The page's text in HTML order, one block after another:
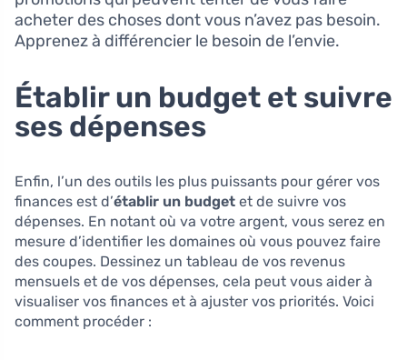
acheter des choses dont vous n’avez pas besoin.
Apprenez à différencier le besoin de l’envie.
Établir un budget et suivre
ses dépenses
Enfin, l’un des outils les plus puissants pour gérer vos
finances est d’établir un budget et de suivre vos
dépenses. En notant où va votre argent, vous serez en
mesure d’identifier les domaines où vous pouvez faire
des coupes. Dessinez un tableau de vos revenus
mensuels et de vos dépenses, cela peut vous aider à
visualiser vos finances et à ajuster vos priorités. Voici
comment procéder :